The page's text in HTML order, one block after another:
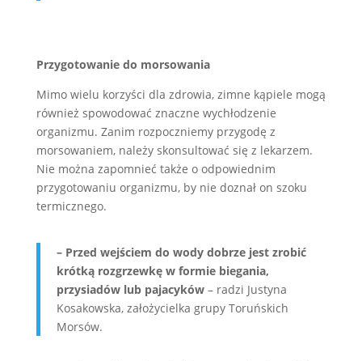
Przygotowanie do morsowania
Mimo wielu korzyści dla zdrowia, zimne kąpiele mogą
również spowodować znaczne wychłodzenie
organizmu. Zanim rozpoczniemy przygodę z
morsowaniem, należy skonsultować się z lekarzem.
Nie można zapomnieć także o odpowiednim
przygotowaniu organizmu, by nie doznał on szoku
termicznego.
– Przed wejściem do wody dobrze jest zrobić
krótką rozgrzewkę w formie biegania,
przysiadów lub pajacyków– radzi Justyna
Kosakowska, założycielka grupy Toruńskich
Morsów.